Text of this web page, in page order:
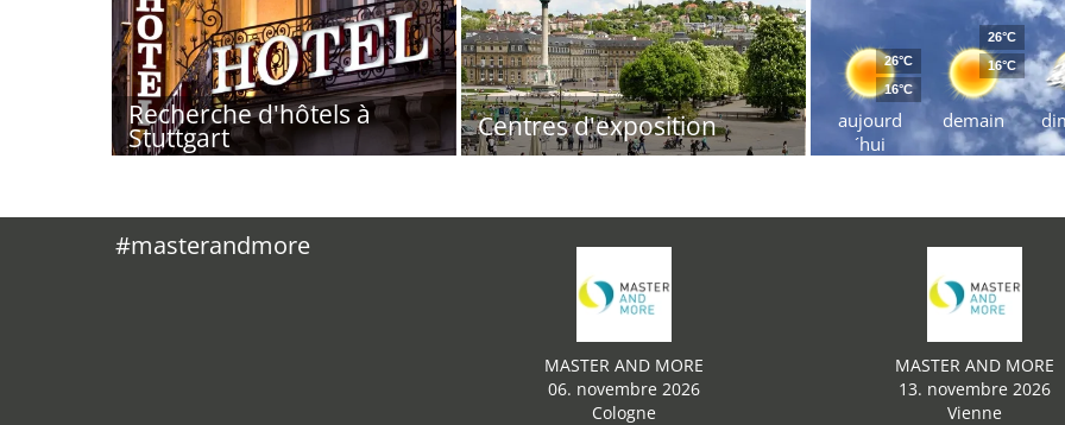
Recherche d'hôtels à
Stuttgart Centres d'exposition
aujourd
´hui
26°C
16°C
demain
26°C
16°C
#masterandmore
MASTER AND MORE
06. novembre 2026
Cologne
MASTER AND MORE
13. novembre 2026
Vienne